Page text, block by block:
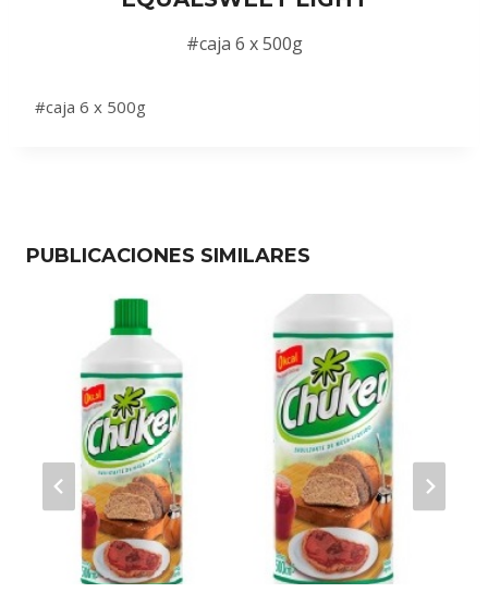
#caja 6 x 500g
#caja 6 x 500g
PUBLICACIONES SIMILARES